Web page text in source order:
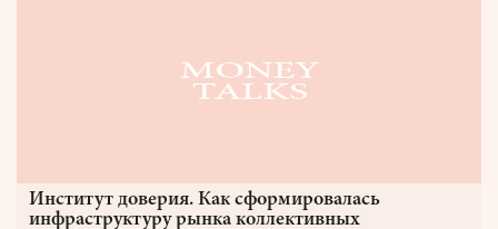
Институт доверия. Как сформировалась
инфраструктуру рынка коллективных